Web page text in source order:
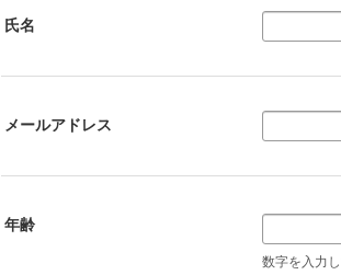
氏名
メールアドレス
年齢
数字を入力